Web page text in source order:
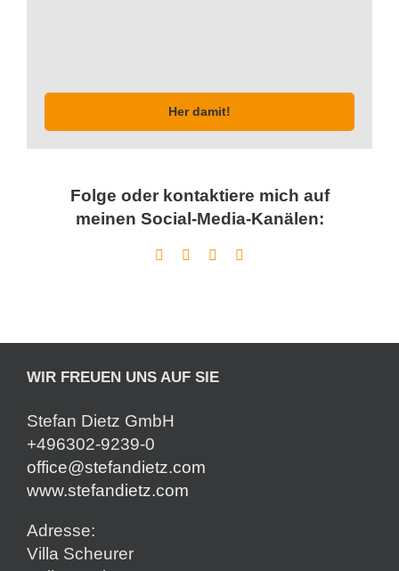
Her damit!
Folge oder kontaktiere mich auf
meinen Social-Media-Kanälen:
WIR FREUEN UNS AUF SIE
Stefan Dietz GmbH
+496302-9239-0
office@stefandietz.com
www.stefandietz.com
Adresse:
Villa Scheurer